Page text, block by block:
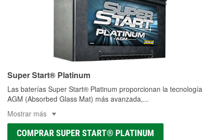
Super Start® Platinum
Las baterías Super Start® Platinum proporcionan la tecnología
AGM (Absorbed Glass Mat) más avanzada,...
Mostrar más
COMPRAR SUPER START® PLATINUM